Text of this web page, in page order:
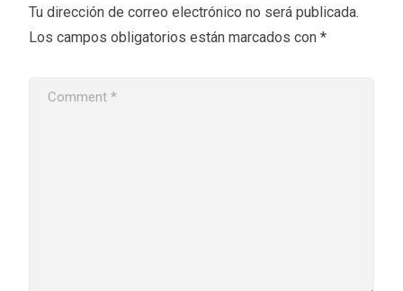
Tu dirección de correo electrónico no será publicada.
Los campos obligatorios están marcados con *